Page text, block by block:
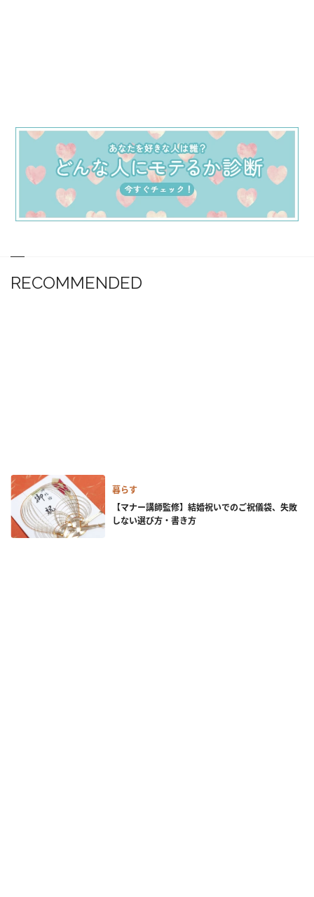
RECOMMENDED
暮らす
【マナー講師監修】結婚祝いでのご祝儀袋、失敗
しない選び方・書き方